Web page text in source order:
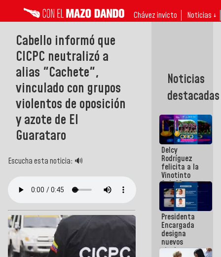
Chávez invicto Noticias ↓
Cabello informó que
CICPC neutralizó a
alias "Cachete",
vinculado con grupos
violentos de oposición
y azote de El
Guarataro
Escucha esta noticia: 🔊
Noticias
destacadas
Delcy
Rodríguez
felicita a la
Vinotinto
Sub 20
campeona
frente
México Sub
23 en los
Centroamericanos
Presidenta
Encargada
designa
nuevos
titulares en